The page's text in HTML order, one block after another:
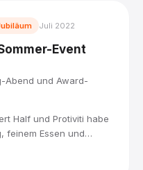
Juli 2022
Event
Abend und Award-
Half und Protiviti habe
feinem Essen und
bis zum